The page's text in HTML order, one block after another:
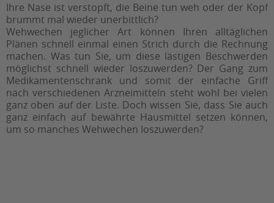
Ihre Nase ist verstopft, die Beine tun weh oder der Kopf
brummt mal wieder unerbittlich?
Wehwechen jeglicher Art können Ihren alltäglichen
Plänen schnell einmal einen Strich durch die Rechnung
machen. Was tun Sie, um diese lästigen Beschwerden
möglichst schnell wieder loszuwerden? Der Gang zum
Medikamentenschrank und somit der einfache Griff
nach verschiedenen Arzneimitteln steht wohl bei vielen
ganz oben auf der Liste. Doch wissen Sie, dass Sie auch
ganz einfach auf bewährte Hausmittel setzen können,
um so manches Wehwechen loszuwerden?